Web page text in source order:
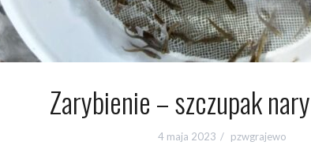
Zarybienie – szczupak
4 maja 2023 pzwgrajewo